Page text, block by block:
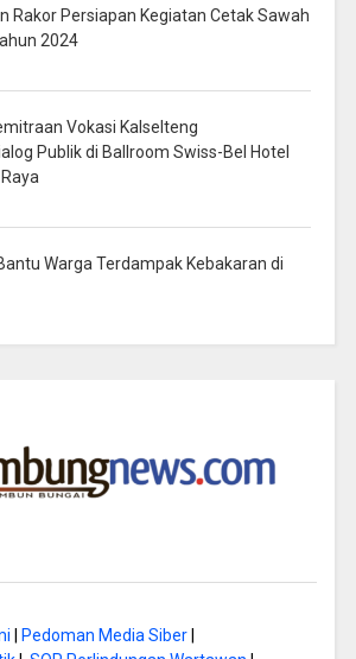
Rakor Persiapan Kegiatan Cetak Sawah
2024
Vokasi Kalselteng
Publik di Ballroom Swiss-Bel Hotel
Warga Terdampak Kebakaran di
| Pedoman Media Siber|